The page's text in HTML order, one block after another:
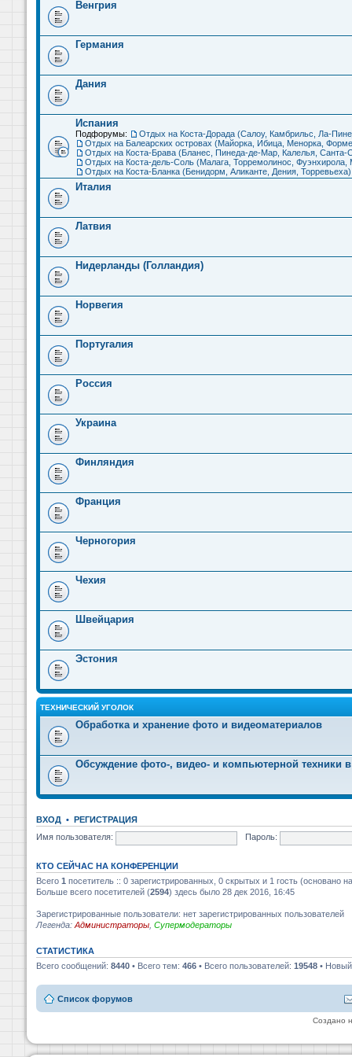
Венгрия
Германия
Дания
Испания
Подфорумы: Отдых на Коста-Дорада (Салоу, Камбрильс, Ла-
Отдых на Балеарских островах (Майорка, Ибица, Менорка,
Отдых на Коста-Брава (Бланес, Пинеда-де-Мар, Калелья, Санта-
Отдых на Коста-дель-Соль (Малага, Торремолинос, Фуэнхирола,
Отдых на Коста-Бланка (Бенидорм, Аликанте, Дения, Торревьеха)
Италия
Латвия
Нидерланды (Голландия)
Норвегия
Португалия
Россия
Украина
Финляндия
Франция
Черногория
Чехия
Швейцария
Эстония
ТЕХНИЧЕСКИЙ УГОЛОК
Обработка и хранение фото и видеоматериалов
Обсуждение фото-, видео- и компьютерной техники в
ВХОД • РЕГИСТРАЦИЯ
Имя пользователя:
Пароль:
КТО СЕЙЧАС НА КОНФЕРЕНЦИИ
Всего 1 посетитель :: 0 зарегистрированных, 0 скрытых и 1 гость (основано
Больше всего посетителей (2594) здесь было 28 дек 2016, 16:45
Зарегистрированные пользователи: нет зарегистрированных пользователей
Легенда: Администраторы Супермодераторы
СТАТИСТИКА
Всего сообщений: 8440 • Всего тем: 466 • Всего пользователей: 19548 •
Список форумов
Создано